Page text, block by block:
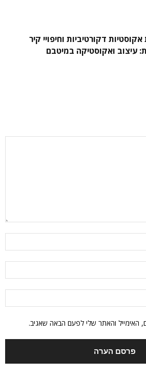
דקורטיביות וחיפויי קיר
עיצוב ואקוסטיקה במיטבם
האימייל והאתר שלי לפעם הבאה שאגיב.